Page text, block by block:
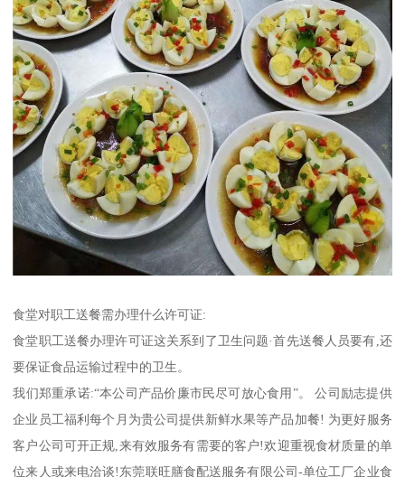
食堂对职工送餐需办理什么许可证:
食堂职工送餐办理许可证这关系到了卫生问题·首先送餐人员要有,还
要保证食品运输过程中的卫生。
我们郑重承诺:“本公司产品价廉市民尽可放心食用”。 公司励志提供
企业员工福利每个月为贵公司提供新鲜水果等产品加餐! 为更好服务
客户公司可开正规,来有效服务有需要的客户!欢迎重视食材质量的单
位来人或来电洽谈!东莞联旺膳食配送服务有限公司-单位工厂企业食